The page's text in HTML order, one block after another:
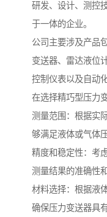
研发、设计、测控
于一体的企业。
公司主要涉及产品
变送器、雷达液位
控制仪表以及自动
在选择精巧型压力
测量范围：根据实
够满足液体或气体
精度和稳定性：考
测量结果的准确性
材料选择：根据液
确保压力变送器具